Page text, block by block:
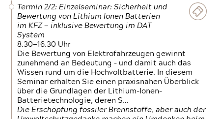
Termin 2/2: Einzelseminar: Sicherheit und
Bewertung von Lithium Ionen Batterien
im KFZ — inklusive Bewertung im DAT
System
8.30—16.30 Uhr
Die Bewertung von Elektrofahrzeugen gewinnt
zunehmend an Bedeutung – und damit auch das
Wissen rund um die Hochvoltbatterie. In diesem
Seminar erhalten Sie einen praxisnahen Überblick
über die Grundlagen der Lithium-Ionen-
Batterietechnologie, deren S…
Die Erschöpfung fossiler Brennstoffe, aber auch der